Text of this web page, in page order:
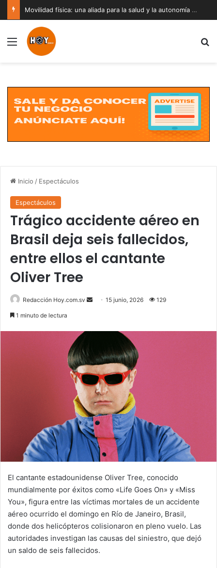
Movilidad física: una aliada para la salud y la autonomía a cualquier edad
Menú
Inicio / Espectáculos
Espectáculos
Trágico accidente aéreo en
Brasil deja seis fallecidos,
entre ellos el cantante
Oliver Tree
Redacción Hoy.com.sv
Send15 junio, 2026 129
1 minuto de lectura
El cantante estadounidense Oliver Tree, conocido
mundialmente por éxitos como «Life Goes On» y «Miss
You», figura entre las víctimas mortales de un accidente
aéreo ocurrido el domingo en Río de Janeiro, Brasil,
donde dos helicópteros colisionaron en pleno vuelo. Las
autoridades investigan las causas del siniestro, que dejó
un saldo de seis fallecidos.